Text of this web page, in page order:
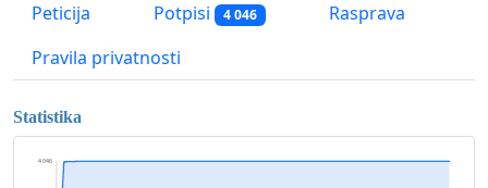
Peticija Potpisi 4 046
Rasprava
Pravila privatnosti
Statistika
4 046